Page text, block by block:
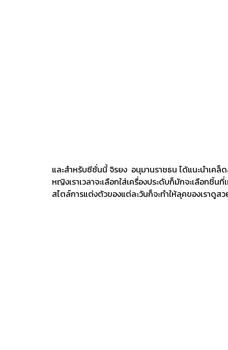
และสำหรับซีซั่นนี้ จิรยง อนุมานราชธน ได้แนะนำเคล็
หญิงเราเวลาจะเลือกใส่เครื่องประดับก็มักจะเลือกชิ้น
สไตล์การแต่งตัวของแต่ละวันก็จะทำให้ลุคของเราดู